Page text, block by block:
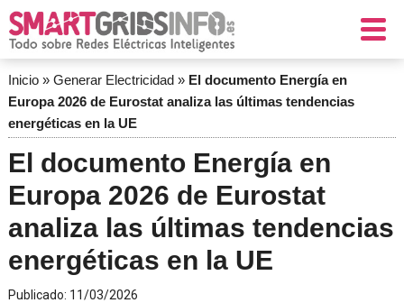
Inicio» Generar Electricidad» El documento Energía en
Europa 2026 de Eurostat analiza las últimas tendencias
energéticas en la UE
El documento Energía en
Europa 2026 de Eurostat
analiza las últimas tendencias
energéticas en la UE
Publicado: 11/03/2026